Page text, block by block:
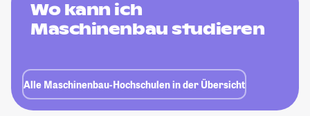
Wo kann ich
Maschinenbau studieren
Alle Maschinenbau-Hochschulen in der Übersicht